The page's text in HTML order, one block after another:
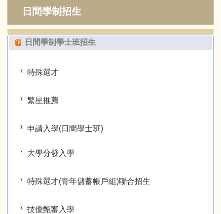
日間學制招生
日間學制學士班招生
特殊選才
繁星推薦
申請入學(日間學士班)
大學分發入學
特殊選才(青年儲蓄帳戶組)聯合招生
技優甄審入學